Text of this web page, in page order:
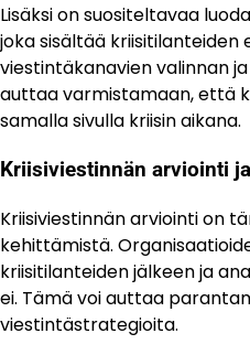
Lisäksi on suositeltavaa
joka sisältää kriisitilanteiden
viestintäkanavien valinnan
auttaa varmistamaan, että
samalla sivulla kriisin aikana.
Kriisiviestinnän arviointi
Kriisiviestinnän arviointi on
kehittämistä.
kriisitilanteiden jälkeen ja
ei. Tämä voi auttaa
viestintästrategioita.